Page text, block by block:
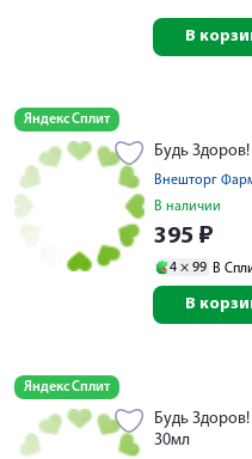
В
Яндекс Сплит
Будь
Внешторг
В наличии
395 ₽
4 × 99 В
В
Яндекс Сплит
Будь
30мл